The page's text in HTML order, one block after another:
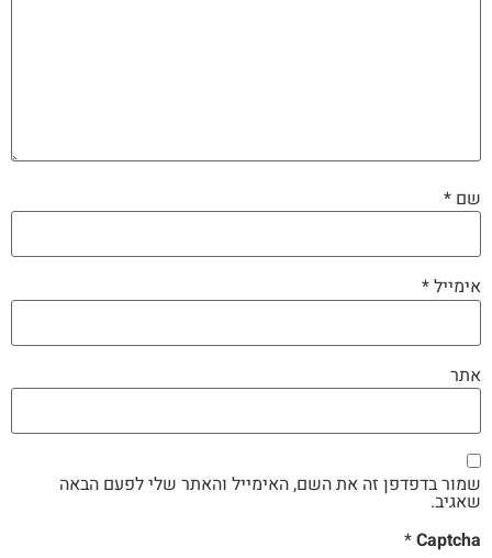
שם *
אימייל*
אתר
שמור בדפדפן זה את השם, האימייל והאתר שלי לפעם הבאה
שאגיב.
Captcha
*